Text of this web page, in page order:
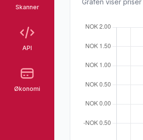
Skanner
API
Økonomi
Grafen viser